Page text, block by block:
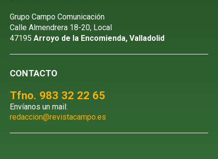
Grupo Campo Comunicación
Calle Almendrera 18-20, Local
47195 Arroyo de la Encomienda, Valladolid
CONTACTO
Tfno. 983 32 22 65
Envíanos un mail:
redaccion@revistacampo.es